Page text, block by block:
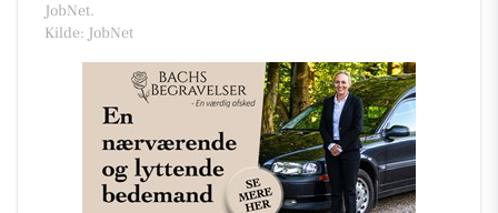
JobNet.
Kilde: JobNet